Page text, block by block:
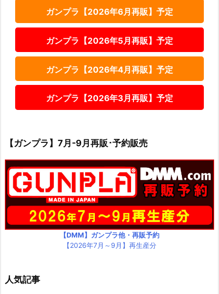
ガンプラ【2026年6月再販】予定
ガンプラ【2026年5月再販】予定
ガンプラ【2026年4月再販】予定
ガンプラ【2026年3月再販】予定
【ガンプラ】7月-9月再販･予約販売
【DMM】ガンプラ他・再販予約
【2026年7月～9月】再生産分
人気記事